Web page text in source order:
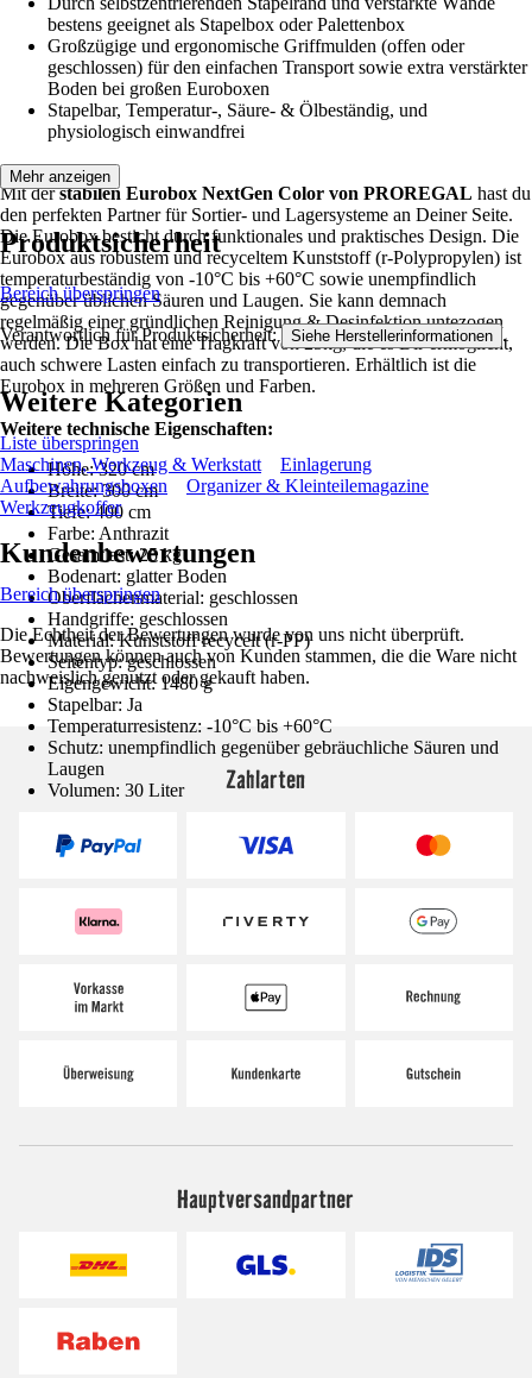
bestens geeignet als Stapelbox oder Palettenbox
Großzügige und ergonomische Griffmulden (offen oder
geschlossen) für den einfachen Transport sowie extra verstärkter
Boden bei großen Euroboxen
Stapelbar, Temperatur-, Säure- & Ölbeständig, und
physiologisch einwandfrei
Mit derstabilen Eurobox NextGen Color von PROREGAL hast du
den perfekten Partner für Sortier- und Lagersysteme an Deiner Seite.
Die Eurobox besticht durch funktionales und praktisches Design. Die
Eurobox aus robustem und recyceltem Kunststoff (r-Polypropylen) ist
temperaturbeständig von -10°C bis +60°C sowie unempfindlich
gegenüber üblichen Säuren und Laugen. Sie kann demnach
regelmäßig einer gründlichen Reinigung & Desinfektion untezogen
werden. Die Box hat eine Tragkraft von 25kg, die es Dir ermöglicht,
auch schwere Lasten einfach zu transportieren. Erhältlich ist die
Eurobox in mehreren Größen und Farben.
Weitere technische Eigenschaften:
Höhe: 320 cm
Breite: 300 cm
Tiefe: 400 cm
Farbe: Anthrazit
Gesamtlast: 25 kg
Bodenart: glatter Boden
Oberflächenmaterial: geschlossen
Handgriffe: geschlossen
Material: Kunststoff recycelt (r-PP)
Seitentyp: geschlossen
Eigengewicht: 1480 g
Stapelbar: Ja
Temperaturresistenz: -10°C bis +60°C
Schutz: unempfindlich gegenüber gebräuchliche Säuren und
Laugen
Volumen: 30 Liter
Mehr anzeigen
Produktsicherheit
Bereich überspringen
Verantwortlich für Produktsicherheit: Siehe Herstellerinformationen .
Weitere Kategorien
Liste überspringen
Maschinen, Werkzeug & Werkstatt
Einlagerung
Aufbewahrungsboxen
Organizer & Kleinteilemagazine
Werkzeugkoffer
Kundenbewertungen
Bereich überspringen
Die Echtheit der Bewertungen wurde von uns nicht überprüft.
Bewertungen können auch von Kunden stammen, die die Ware nicht
nachweislich genutzt oder gekauft haben.
Zahlarten
Hauptversandpartner